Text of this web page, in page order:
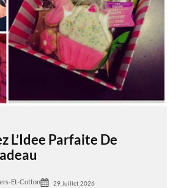
L’Idee Parfaite De
Et-Cotton 29 Juillet 2026